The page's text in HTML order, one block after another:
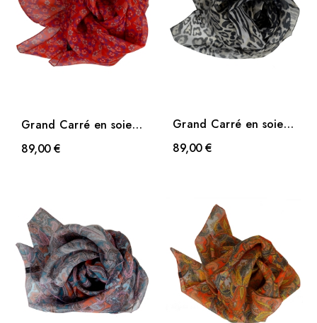
Grand Carré en soie
Fleuri rouge
89,00 €
Grand Carré en soie
Animal
89,00 €